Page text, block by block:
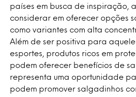
países em busca de inspiração,
considerar em oferecer opções
como variantes com alta
Além de ser positiva para
esportes, produtos ricos em
podem oferecer benefícios de
representa uma oportunidade
podem promover salgadinhos